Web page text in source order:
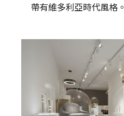
帶有維多利亞時代風格。